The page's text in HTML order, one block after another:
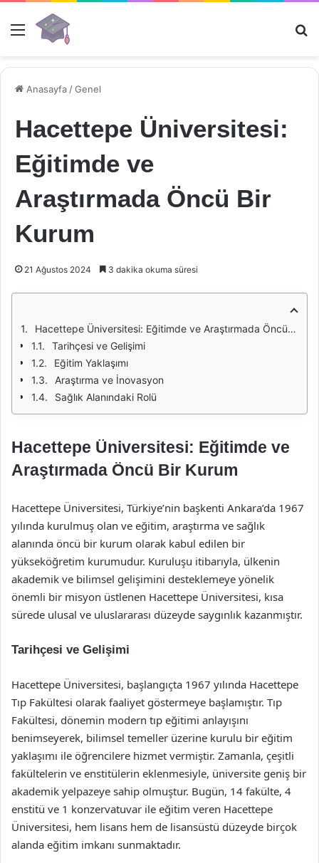
Menü
Anasayfa /Genel
Hacettepe Üniversitesi:
Eğitimde ve
Araştırmada Öncü Bir
Kurum
21 Ağustos 2024 3 dakika okuma süresi
Hacettepe Üniversitesi: Eğitimde ve Araştırmada Öncü Bir Kurum
Tarihçesi ve Gelişimi
Eğitim Yaklaşımı
Araştırma ve İnovasyon
Sağlık Alanındaki Rolü
Hacettepe Üniversitesi: Eğitimde ve
Araştırmada Öncü Bir Kurum
Hacettepe Üniversitesi, Türkiye’nin başkenti Ankara’da 1967
yılında kurulmuş olan ve eğitim, araştırma ve sağlık
alanında öncü bir kurum olarak kabul edilen bir
yükseköğretim kurumudur. Kuruluşu itibarıyla, ülkenin
akademik ve bilimsel gelişimini desteklemeye yönelik
önemli bir misyon üstlenen Hacettepe Üniversitesi, kısa
sürede ulusal ve uluslararası düzeyde saygınlık kazanmıştır.
Tarihçesi ve Gelişimi
Hacettepe Üniversitesi, başlangıçta 1967 yılında Hacettepe
Tıp Fakültesi olarak faaliyet göstermeye başlamıştır. Tıp
Fakültesi, dönemin modern tıp eğitimi anlayışını
benimseyerek, bilimsel temeller üzerine kurulu bir eğitim
yaklaşımı ile öğrencilere hizmet vermiştir. Zamanla, çeşitli
fakültelerin ve enstitülerin eklenmesiyle, üniversite geniş bir
akademik yelpazeye sahip olmuştur. Bugün, 14 fakülte, 4
enstitü ve 1 konzervatuvar ile eğitim veren Hacettepe
Üniversitesi, hem lisans hem de lisansüstü düzeyde birçok
alanda eğitim imkanı sunmaktadır.